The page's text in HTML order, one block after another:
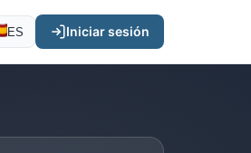
ES Iniciar sesión